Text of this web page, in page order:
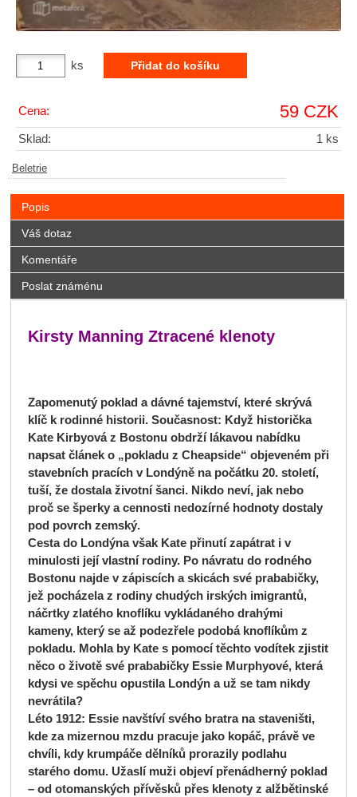
ks
Cena: 59 CZK
Sklad: 1 ks
Beletrie
Popis
Váš dotaz
Komentáře
Poslat známénu
Kirsty Manning Ztracené klenoty
Zapomenutý poklad a dávné tajemství, které skrývá
klíč k rodinné historii. Současnost: Když historička
Kate Kirbyová z Bostonu obdrží lákavou nabídku
napsat článek o „pokladu z Cheapside“ objeveném při
stavebních pracích v Londýně na počátku 20. století,
tuší, že dostala životní šanci. Nikdo neví, jak nebo
proč se šperky a cennosti nedozírné hodnoty dostaly
pod povrch zemský.
Cesta do Londýna však Kate přinutí zapátrat i v
minulosti její vlastní rodiny. Po návratu do rodného
Bostonu najde v zápiscích a skicách své prababičky,
jež pocházela z rodiny chudých irských imigrantů,
náčrtky zlatého knoflíku vykládaného drahými
kameny, který se až podezřele podobá knoflíkům z
pokladu. Mohla by Kate s pomocí těchto vodítek zjistit
něco o životě své prababičky Essie Murphyové, která
kdysi ve spěchu opustila Londýn a už se tam nikdy
nevrátila?
Léto 1912: Essie navštíví svého bratra na staveništi,
kde za mizernou mzdu pracuje jako kopáč, právě ve
chvíli, kdy krumpáče dělníků prorazily podlahu
starého domu. Užaslí muži objeví přenádherný poklad
– od otomanských přívěsků přes klenoty z alžbětinské